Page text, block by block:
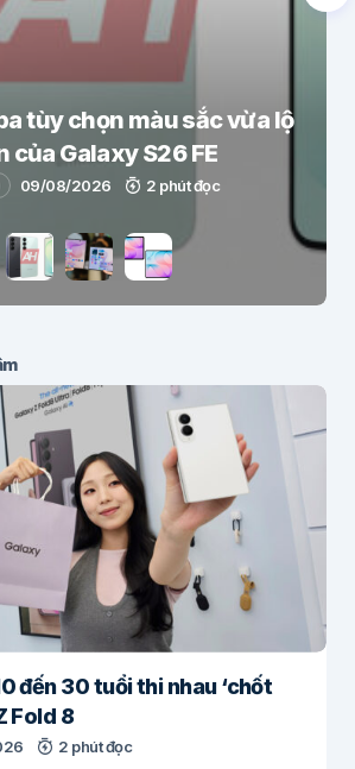
tùy chọn màu sắc vừa lộ
của Galaxy S26 FE
09/08/2026 2 phút đọc
đến 30 tuổi thi nhau ‘chốt
Fold 8
2 phút đọc